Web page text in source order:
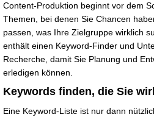
Content-Produktion beginnt vor dem
Themen, bei denen Sie Chancen
passen, was Ihre Zielgruppe wirklich
enthält einen Keyword-Finder und
Recherche, damit Sie Planung und
erledigen können.
Keywords finden, die Sie
Eine Keyword-Liste ist nur dann